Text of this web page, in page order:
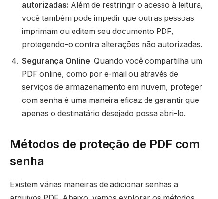
autorizadas: Além de restringir o acesso à leitura,
você também pode impedir que outras pessoas
imprimam ou editem seu documento PDF,
protegendo-o contra alterações não autorizadas.
Segurança Online: Quando você compartilha um
PDF online, como por e-mail ou através de
serviços de armazenamento em nuvem, proteger
com senha é uma maneira eficaz de garantir que
apenas o destinatário desejado possa abri-lo.
Métodos de proteção de PDF com
senha
Existem várias maneiras de adicionar senhas a